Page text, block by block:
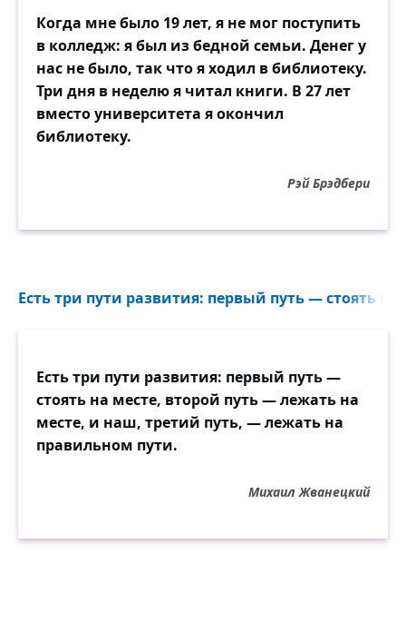
Когда мне было 19 лет, я не мог поступить
в колледж: я был из бедной семьи. Денег у
нас не было, так что я ходил в библиотеку.
Три дня в неделю я читал книги. В 27 лет
вместо университета я окончил
библиотеку.
Рэй Брэдбери
Есть три пути развития: первый путь — стоять на
Есть три пути развития: первый путь —
стоять на месте, второй путь — лежать на
месте, и наш, третий путь, — лежать на
правильном пути.
Михаил Жванецкий